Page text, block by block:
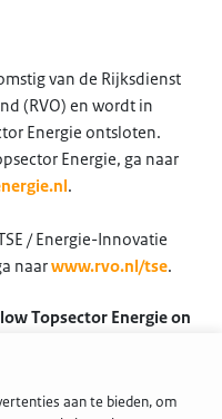
van de Rijksdienst
(RVO) en wordt in
Energie ontsloten.
Energie, ga naar
.
/ Energie-Innovatie
naarwww.rvo.nl/tse.
Topsector Energie on
aan te bieden, om